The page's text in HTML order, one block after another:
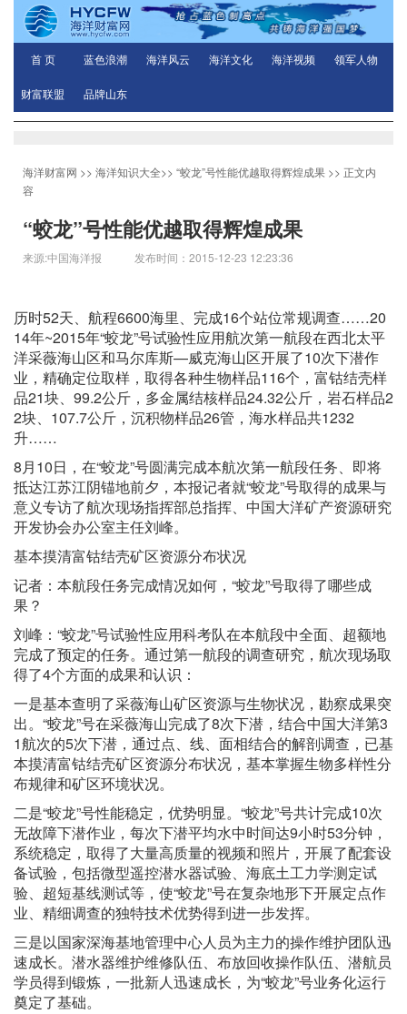
首 页 蓝色浪潮 海洋风云 海洋文化 海洋视频 领军人物
财富联盟 品牌山东
海洋财富网 >> 海洋知识大全>> “蛟龙”号性能优越取得辉煌成果 >> 正文内
容
“蛟龙”号性能优越取得辉煌成果
来源:中国海洋报 发布时间：2015-12-23 12:23:36
历时52天、航程6600海里、完成16个站位常规调查……20
14年~2015年“蛟龙”号试验性应用航次第一航段在西北太平
洋采薇海山区和马尔库斯—威克海山区开展了10次下潜作
业，精确定位取样，取得各种生物样品116个，富钴结壳样
品21块、99.2公斤，多金属结核样品24.32公斤，岩石样品2
2块、107.7公斤，沉积物样品26管，海水样品共1232
升……
8月10日，在“蛟龙”号圆满完成本航次第一航段任务、即将
抵达江苏江阴锚地前夕，本报记者就“蛟龙”号取得的成果与
意义专访了航次现场指挥部总指挥、中国大洋矿产资源研究
开发协会办公室主任刘峰。
基本摸清富钴结壳矿区资源分布状况
记者：本航段任务完成情况如何，“蛟龙”号取得了哪些成
果？
刘峰：“蛟龙”号试验性应用科考队在本航段中全面、超额地
完成了预定的任务。通过第一航段的调查研究，航次现场取
得了4个方面的成果和认识：
一是基本查明了采薇海山矿区资源与生物状况，勘察成果突
出。“蛟龙”号在采薇海山完成了8次下潜，结合中国大洋第3
1航次的5次下潜，通过点、线、面相结合的解剖调查，已基
本摸清富钴结壳矿区资源分布状况，基本掌握生物多样性分
布规律和矿区环境状况。
二是“蛟龙”号性能稳定，优势明显。“蛟龙”号共计完成10次
无故障下潜作业，每次下潜平均水中时间达9小时53分钟，
系统稳定，取得了大量高质量的视频和照片，开展了配套设
备试验，包括微型遥控潜水器试验、海底土工力学测定试
验、超短基线测试等，使“蛟龙”号在复杂地形下开展定点作
业、精细调查的独特技术优势得到进一步发挥。
三是以国家深海基地管理中心人员为主力的操作维护团队迅
速成长。潜水器维护维修队伍、布放回收操作队伍、潜航员
学员得到锻炼，一批新人迅速成长，为“蛟龙”号业务化运行
奠定了基础。